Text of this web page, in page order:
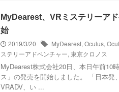
MyDearest、VRミステリーア
始
2019/3/20
MyDearest, Oculus,
ステリーアドベンチャー, 東京クロノス
MyDearest株式会社20日、本日午前10
ス」の発売を開始しました。 「日本発
VRADV、い ...